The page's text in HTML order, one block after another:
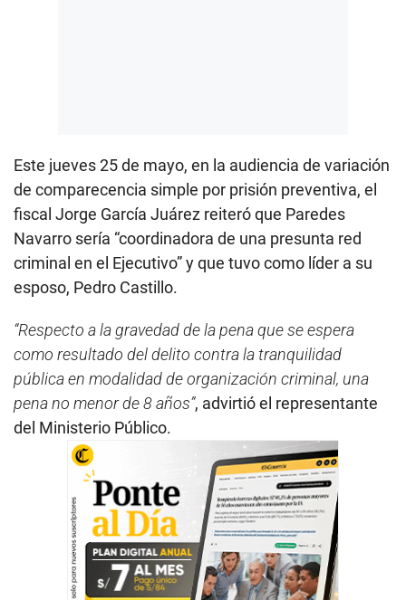
Este jueves 25 de mayo, en la audiencia de variación
de comparecencia simple por prisión preventiva, el
fiscal Jorge García Juárez reiteró que Paredes
Navarro sería “coordinadora de una presunta red
criminal en el Ejecutivo” y que tuvo como líder a su
esposo, Pedro Castillo.
“Respecto a la gravedad de la pena que se espera
como resultado del delito contra la tranquilidad
pública en modalidad de organización criminal, una
pena no menor de 8 años”, advirtió el representante
del Ministerio Público.